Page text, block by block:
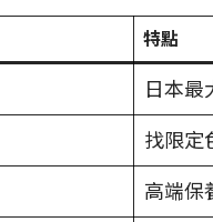
特點
日本最
找限定
高端保